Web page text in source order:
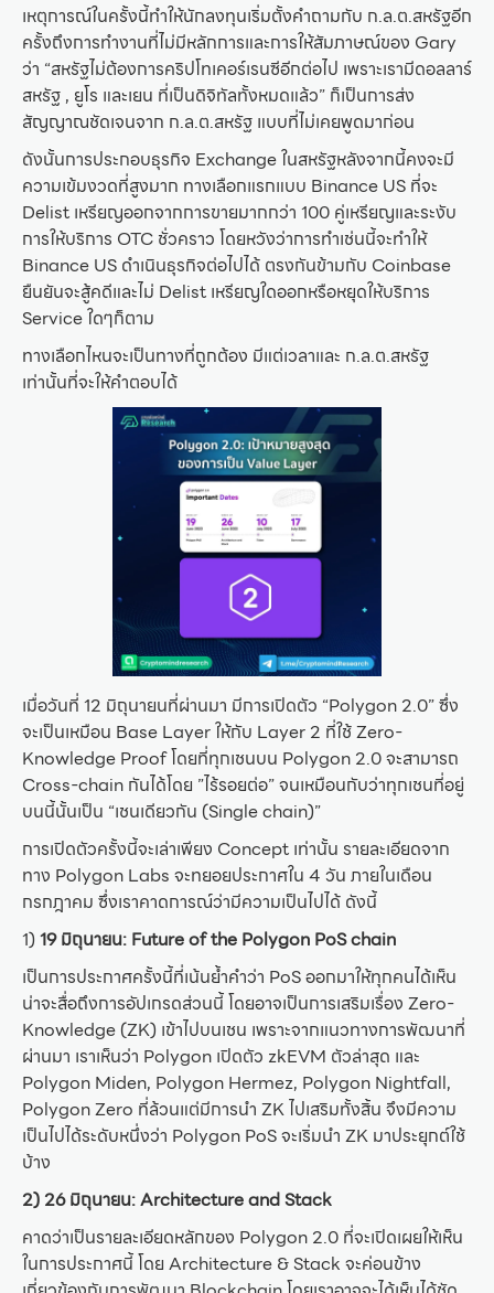
เหตุการณ์ในครั้งนี้ทำให้นักลงทุนเริ่มตั้งคำถามกับ ก.ล.ต.สหรัฐอีก
ครั้งถึงการทำงานที่ไม่มีหลักการและการให้สัมภาษณ์ของ Gary
ว่า “สหรัฐไม่ต้องการคริปโทเคอร์เรนซีอีกต่อไป เพราะเรามีดอลลาร์
สหรัฐ , ยูโร และเยน ที่เป็นดิจิทัลทั้งหมดแล้ว” ก็เป็นการส่ง
สัญญาณชัดเจนจาก ก.ล.ต.สหรัฐ แบบที่ไม่เคยพูดมาก่อน
ดังนั้นการประกอบธุรกิจ Exchange ในสหรัฐหลังจากนี้คงจะมี
ความเข้มงวดที่สูงมาก ทางเลือกแรกแบบ Binance US ที่จะ
Delist เหรียญออกจากการขายมากกว่า 100 คู่เหรียญและระงับ
การให้บริการ OTC ชั่วคราว โดยหวังว่าการทำเช่นนี้จะทำให้
Binance US ดำเนินธุรกิจต่อไปได้ ตรงกันข้ามกับ Coinbase
ยืนยันจะสู้คดีและไม่ Delist เหรียญใดออกหรือหยุดให้บริการ
Service ใดๆก็ตาม
ทางเลือกไหนจะเป็นทางที่ถูกต้อง มีแต่เวลาและ ก.ล.ต.สหรัฐ
เท่านั้นที่จะให้คำตอบได้
เมื่อวันที่ 12 มิถุนายนที่ผ่านมา มีการเปิดตัว “Polygon 2.0” ซึ่ง
จะเป็นเหมือน Base Layer ให้กับ Layer 2 ที่ใช้ Zero-
Knowledge Proof โดยที่ทุกเชนบน Polygon 2.0 จะสามารถ
Cross-chain กันได้โดย ”ไร้รอยต่อ” จนเหมือนกับว่าทุกเชนที่อยู่
บนนี้นั้นเป็น “เชนเดียวกัน (Single chain)”
การเปิดตัวครั้งนี้จะเล่าเพียง Concept เท่านั้น รายละเอียดจาก
ทาง Polygon Labs จะทยอยประกาศใน 4 วัน ภายในเดือน
กรกฎาคม ซึ่งเราคาดการณ์ว่ามีความเป็นไปได้ ดังนี้
1)19 มิถุนายน: Future of the Polygon PoS chain
เป็นการประกาศครั้งนี้ที่เน้นย้ำคำว่า PoS ออกมาให้ทุกคนได้เห็น
น่าจะสื่อถึงการอัปเกรดส่วนนี้ โดยอาจเป็นการเสริมเรื่อง Zero-
Knowledge (ZK) เข้าไปบนเชน เพราะจากแนวทางการพัฒนาที่
ผ่านมา เราเห็นว่า Polygon เปิดตัว zkEVM ตัวล่าสุด และ
Polygon Miden, Polygon Hermez, Polygon Nightfall,
Polygon Zero ที่ล้วนแต่มีการนำ ZK ไปเสริมทั้งสิ้น จึงมีความ
เป็นไปได้ระดับหนึ่งว่า Polygon PoS จะเริ่มนำ ZK มาประยุกต์ใช้
บ้าง
2) 26 มิถุนายน: Architecture and Stack
คาดว่าเป็นรายละเอียดหลักของ Polygon 2.0 ที่จะเปิดเผยให้เห็น
ในการประกาศนี้ โดย Architecture & Stack จะค่อนข้าง